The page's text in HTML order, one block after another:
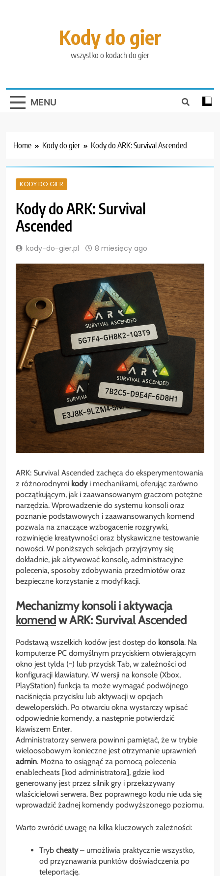
Kody do gier
wszystko o kodach do gier
MENU
Home Kody do gier Kody do ARK: Survival Ascended
KODY DO GIER
Kody do ARK: Survival
Ascended
kody-do-gier.pl 8 miesięcy ago
ARK: Survival Ascended zachęca do eksperymentowania
z różnorodnymi kodyi mechanikami, oferując zarówno
początkującym, jak i zaawansowanym graczom potężne
narzędzia. Wprowadzenie do systemu konsoli oraz
poznanie podstawowych i zaawansowanych komend
pozwala na znaczące wzbogacenie rozgrywki,
rozwinięcie kreatywności oraz błyskawiczne testowanie
nowości. W poniższych sekcjach przyjrzymy się
dokładnie, jak aktywować konsolę, administracyjne
polecenia, sposoby zdobywania przedmiotów oraz
bezpieczne korzystanie z modyfikacji.
Mechanizmy konsoli i aktywacja
komend w ARK: Survival Ascended
Podstawą wszelkich kodów jest dostęp do konsola. Na
komputerze PC domyślnym przyciskiem otwierającym
okno jest tylda (~) lub przycisk Tab, w zależności od
konfiguracji klawiatury. W wersji na konsole (Xbox,
PlayStation) funkcja ta może wymagać podwójnego
naciśnięcia przycisku lub aktywacji w opcjach
deweloperskich. Po otwarciu okna wystarczy wpisać
odpowiednie komendy, a następnie potwierdzić
klawiszem Enter.
Administratorzy serwera powinni pamiętać, że w trybie
wieloosobowym konieczne jest otrzymanie uprawnień
admin. Można to osiągnąć za pomocą polecenia
enablecheats [kod administratora], gdzie kod
generowany jest przez silnik gry i przekazywany
właścicielowi serwera. Bez poprawnego kodu nie uda się
wprowadzić żadnej komendy podwyższonego poziomu.
Warto zwrócić uwagę na kilka kluczowych zależności:
Tryb cheaty– umożliwia praktycznie wszystko,
od przyznawania punktów doświadczenia po
teleportację.